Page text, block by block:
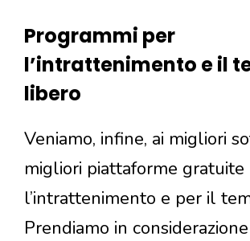
Programmi per
l’intrattenimento e il
libero
Veniamo, infine, ai migliori
migliori piattaforme gratuite
l’intrattenimento e per il
Prendiamo in